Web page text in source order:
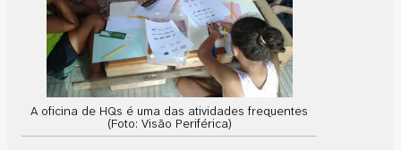
A oficina de HQs é uma das atividades frequentes
(Foto: Visão Periférica)